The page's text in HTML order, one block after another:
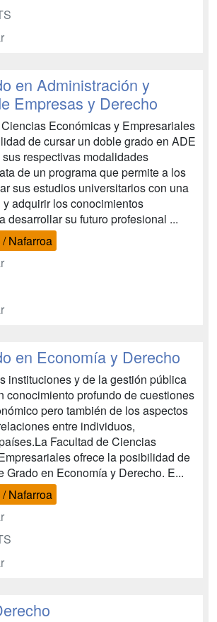
en Administración y
Empresas y Derecho
Económicas y Empresariales
de cursar un doble grado en ADE
respectivas modalidades
de un programa que permite a los
sus estudios universitarios con una
adquirir los conocimientos
desarrollar su futuro profesional ...
Nafarroa
en Economía y Derecho
instituciones y de la gestión pública
conocimiento profundo de cuestiones
pero también de los aspectos
entre individuos,
Facultad de Ciencias
ofrece la posibilidad de
Grado en Economía y Derecho. E...
Nafarroa